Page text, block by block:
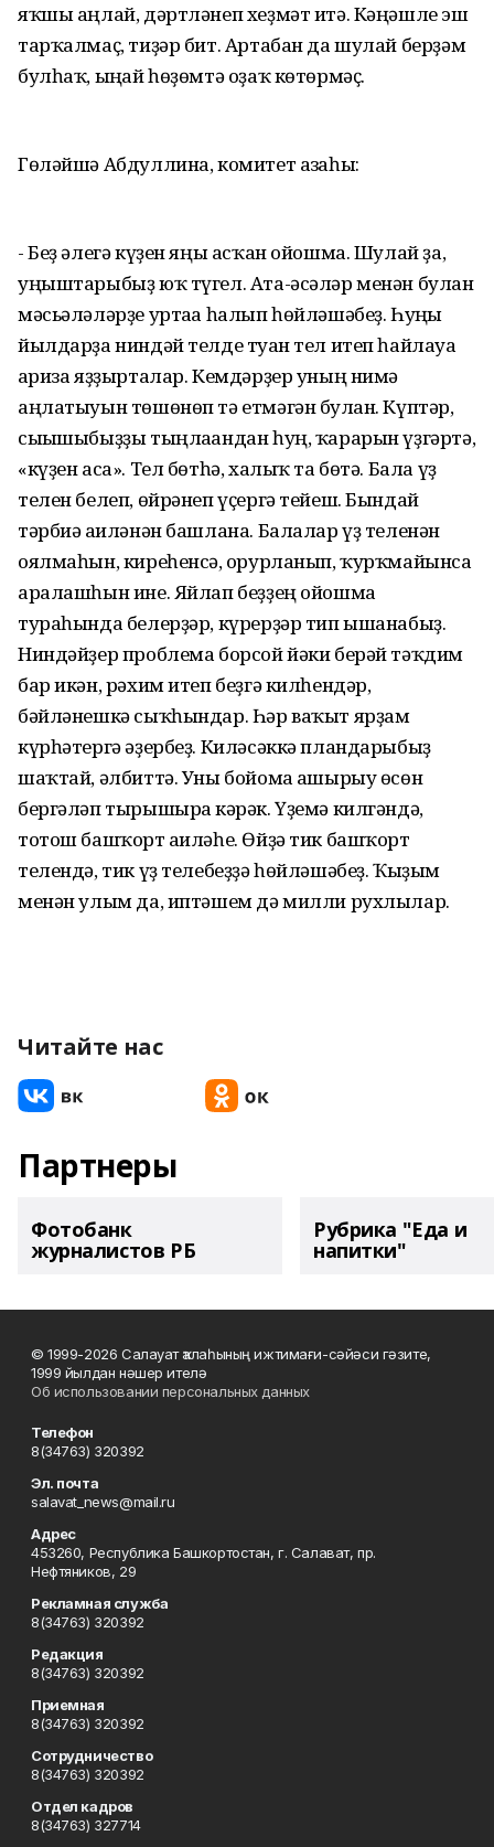
яҡшы аңлай, дәртләнеп хеҙмәт итә. Кәңәшле эш
тарҡалмаҫ, тиҙәр бит. Артабан да шулай берҙәм
булһаҡ, ыңғай һөҙөмтә оҙаҡ көтөрмәҫ.
Гөләйшә Абдуллина, комитет ағзаһы:
- Беҙ әлегә күҙен яңы асҡан ойошма. Шулай ҙа,
уңыштарыбыҙ юҡ түгел. Ата-әсәләр менән булған
мәсьәләләрҙе уртаға һалып һөйләшәбеҙ. Һуңғы
йылдарҙа ниндәй телде туған тел итеп һайлауға
ғариза яҙҙырталар. Кемдәрҙер уның нимә
аңлатыуын төшөнөп тә етмәгән булған. Күптәр,
сығышыбыҙҙы тыңлағандан һуң, ҡарарын үҙгәртә,
«күҙен аса». Тел бөтһә, халыҡ та бөтә. Бала үҙ
телен белеп, өйрәнеп үҫергә тейеш. Бындай
тәрбиә ғаиләнән башлана. Балалар үҙ теленән
оялмаһын, киреһенсә, ғорурланып, ҡурҡмайынса
аралашһын ине. Яйлап беҙҙең ойошма
тураһында белерҙәр, күрерҙәр тип ышанабыҙ.
Ниндәйҙер проблема борсой йәки берәй тәҡдим
бар икән, рәхим итеп беҙгә килһендәр,
бәйләнешкә сыҡһындар. Һәр ваҡыт ярҙам
күрһәтергә әҙербеҙ. Киләсәккә пландарыбыҙ
шаҡтай, әлбиттә. Уны бойомға ашырыу өсөн
бергәләп тырышырға кәрәк. Үҙемә килгәндә,
тотош башҡорт ғаиләһе. Өйҙә тик башҡорт
телендә, тик үҙ телебеҙҙә һөйләшәбеҙ. Ҡыҙым
менән улым да, иптәшем дә милли рухлылар.
Читайте нас
Партнеры
Фотобанк
журналистов РБ
Рубрика "Еда и
напитки"
© 1999-2026 Салауат ҡалаһының ижтимағи-сәйәси гәзите,
1999 йылдан нәшер ителә
Об использовании персональных данных
Телефон
8(34763) 320392
Эл. почта
salavat_news@mail.ru
Адрес
453260, Республика Башкортостан, г. Салават, пр.
Нефтяников, 29
Рекламная служба
8(34763) 320392
Редакция
8(34763) 320392
Приемная
8(34763) 320392
Сотрудничество
8(34763) 320392
Отдел кадров
8(34763) 327714